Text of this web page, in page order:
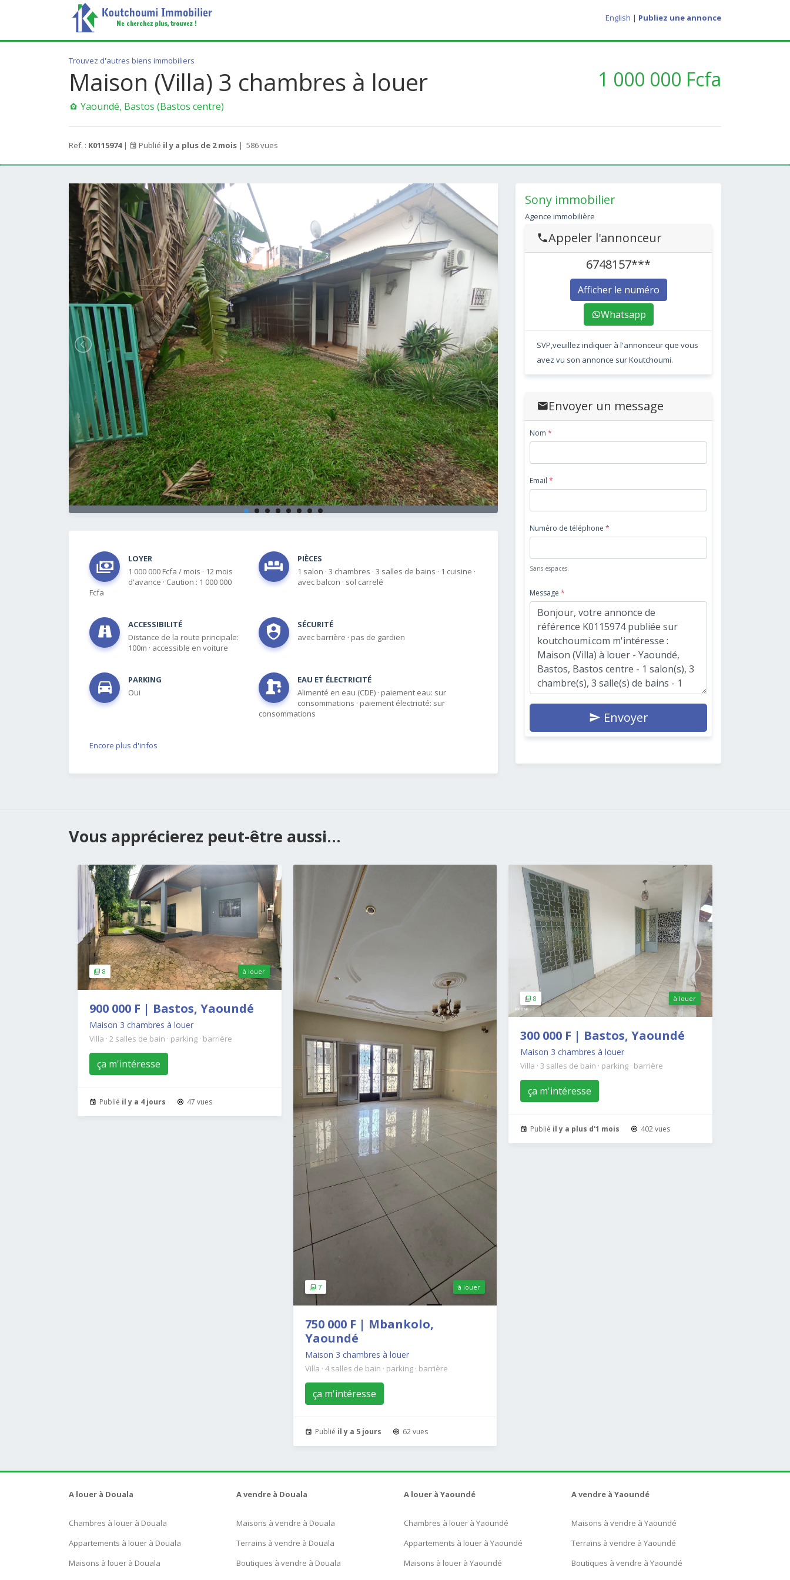
English | Publiez une annonce
Trouvez d'autres biens immobiliers
Maison (Villa) 3 chambres à louer
Yaoundé, Bastos (Bastos centre)
1 000 000 Fcfa
Ref. : K0115974| Publié il y a plus de 2 mois | 586 vues
LOYER
1 000 000 Fcfa / mois · 12 mois
d'avance · Caution : 1 000 000
Fcfa
PIÈCES
1 salon · 3 chambres · 3 salles de bains · 1 cuisine ·
avec balcon · sol carrelé
ACCESSIBILITÉ
Distance de la route principale:
100m · accessible en voiture
SÉCURITÉ
avec barrière · pas de gardien
PARKING
Oui
EAU ET ÉLECTRICITÉ
Alimenté en eau (CDE) · paiement eau: sur
consommations · paiement électricité: sur
consommations
Encore plus d'infos
Sony immobilier
Agence immobilière
Appeler l'annonceur
6748157***
Afficher le numéro
Whatsapp
SVP,veuillez indiquer à l'annonceur que vous
avez vu son annonce sur Koutchoumi.
Envoyer un message
Nom *
Email *
Numéro de téléphone *
Sans espaces.
Message *
Envoyer
Vous apprécierez peut-être aussi...
8 à louer
900 000 F | Bastos, Yaoundé
Maison 3 chambres à louer
Villa · 2 salles de bain · parking · barrière
ça m'intéresse
Publié il y a 4 jours 47 vues
7 à louer
750 000 F | Mbankolo,
Yaoundé
Maison 3 chambres à louer
Villa · 4 salles de bain · parking · barrière
ça m'intéresse
Publié il y a 5 jours 62 vues
8 à louer
300 000 F | Bastos, Yaoundé
Maison 3 chambres à louer
Villa ·3 salles de bain · parking · barrière
ça m'intéresse
Publié il y a plus d'1 mois 402 vues
A louer à Douala
Chambres à louer à Douala
Appartements à louer à Douala
Maisons à louer à Douala
A vendre à Douala
Maisons à vendre à Douala
Terrains à vendre à Douala
Boutiques à vendre à Douala
A louer à Yaoundé
Chambres à louer à Yaoundé
Appartements à louer à Yaoundé
Maisons à louer à Yaoundé
A vendre à Yaoundé
Maisons à vendre à Yaoundé
Terrains à vendre à Yaoundé
Boutiques à vendre à Yaoundé